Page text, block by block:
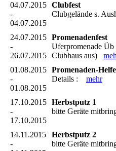
04.07.2015
-
04.07.2015
Clubfest
Clubgelände s.
24.07.2015
-
26.07.2015
Promenadenfest
Uferpromenade Üb
Clubhaus aus)
01.08.2015
-
01.08.2015
Promenaden-
Details : mehr
17.10.2015
-
17.10.2015
Herbstputz 1
bitte Geräte
14.11.2015
-
Herbstputz 2
bitte Geräte